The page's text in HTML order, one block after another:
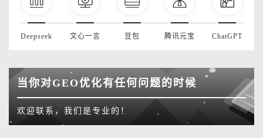
Deepseek 文心一言 豆包 腾讯元宝 ChatGPT
当你对GEO优化有任何问题的时候
欢迎联系，我们是专业的！